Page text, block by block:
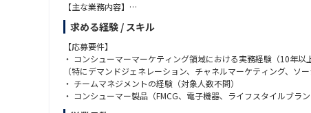
【主な業務内容】
・ 営業部門、関連部門、チャネルパートナー、主要顧客と密に連
・ 日本市場におけるブランド認知向上、顧客エンゲージメント強
・ 日本のビジネス目標およびターゲット顧客に基づいたマーケ
・ マーケティング予算の管理およびROI最大化に向けた最適化
・ 市場動向、消費者行動、競合分析に基づいた戦略立案
・ デジタルコンテンツ、販促物、広告資材など各種マーケティン
・ デジタル、SNS、メール、オフラインを含むマルチチャネル施
求める経験 / スキル
【応募要件】
・ コンシューマーマーケティング領域における実務経験（10年以
（特にデマンドジェネレーション、チャネルマーケティング、ソ
・ チームマネジメントの経験（対象人数不問）
・ コンシューマー製品（FMCG、電子機器、ライフスタイルブラ
・ 高いコミュニケーション能力、プロジェクトマネジメントスキ